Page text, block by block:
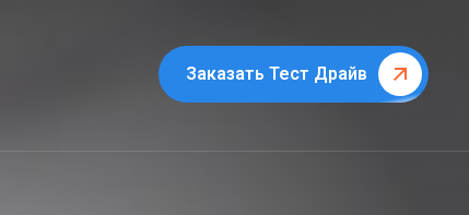
Заказать Тест Драйв